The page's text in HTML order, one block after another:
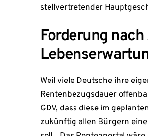
stellvertretender
Forderung
Weil viele Deutsche ihre
Rentenbezugsdauer
GDV, dass diese im
zukünftig allen Bürgern